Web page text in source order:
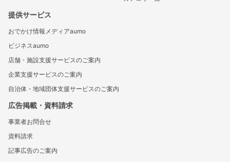
提供サービス
おでかけ情報メディアaumo
ビジネスaumo
店舗・施設支援サービスのご案内
企業支援サービスのご案内
自治体・地域団体支援サービスのご案内
広告掲載・資料請求
事業者お問合せ
資料請求
記事広告のご案内